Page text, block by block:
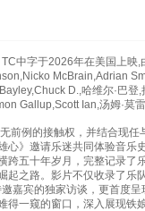
TC中字于2026年在美国上映,
McBrain,Adrian
D.,哈维尔·巴登,
Gallup,Scott Ian,汤姆·莫
前例的接触权，并结合现任
心》邀请乐迷共同体验音乐
跨五十年岁月，完整记录了
起之路。影片不仅收录了乐
嘉宾的独家访谈，更首度
得一窥的窗口，深入展现铁